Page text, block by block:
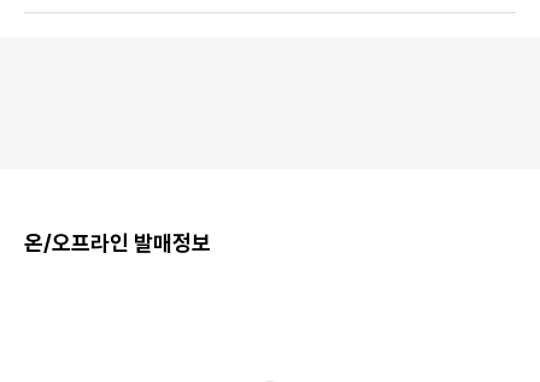
온/오프라인 발매정보